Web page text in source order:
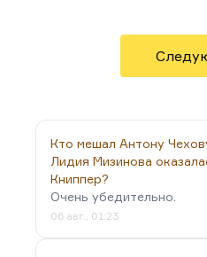
скорее апологетична,
она как совершенно
гения. Я дружу с…
Кто мешал Антону
Лидия Мизинова
Книппер?
Очень убедительно.
06 авг., 01:23